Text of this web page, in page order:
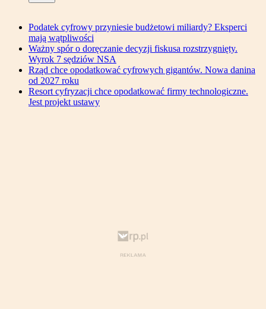
Podatek cyfrowy przyniesie budżetowi miliardy? Eksperci
mają wątpliwości
Ważny spór o doręczanie decyzji fiskusa rozstrzygnięty.
Wyrok 7 sędziów NSA
Rząd chce opodatkować cyfrowych gigantów. Nowa danina
od 2027 roku
Resort cyfryzacji chce opodatkować firmy technologiczne.
Jest projekt ustawy